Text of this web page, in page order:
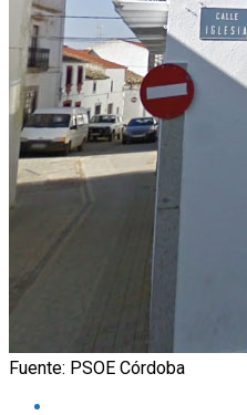
Fuente: PSOE Córdoba